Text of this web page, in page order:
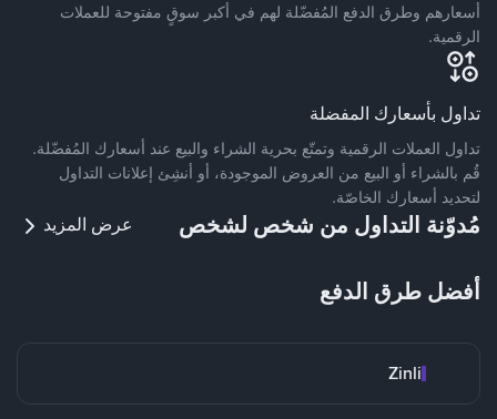
أسعارهم وطرق الدفع المُفضّلة لهم في أكبر سوقٍ مفتوحة للعملات
الرقمية.
تداول بأسعارك المفضلة
تداول العملات الرقمية وتمتّع بحرية الشراء والبيع عند أسعارك المُفضّلة.
قُم بالشراء أو البيع من العروض الموجودة، أو أنشِئ إعلانات التداول
لتحديد أسعارك الخاصّة.
مُدوّنة التداول من شخص لشخص عرض المزيد
أفضل طرق الدفع
Zinli